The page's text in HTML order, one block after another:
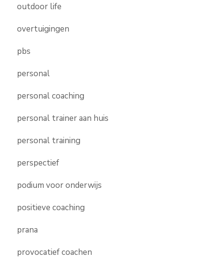
outdoor life
overtuigingen
pbs
personal
personal coaching
personal trainer aan huis
personal training
perspectief
podium voor onderwijs
positieve coaching
prana
provocatief coachen